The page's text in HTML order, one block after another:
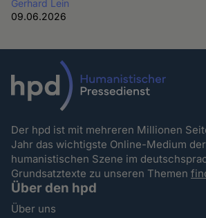
Gerhard Lein
09.06.2026
Der hpd ist mit mehreren Millionen
Jahr das wichtigste Online-Medium
humanistischen Szene im
Grundsatztexte zu unseren Themen
Über den hpd
Über uns